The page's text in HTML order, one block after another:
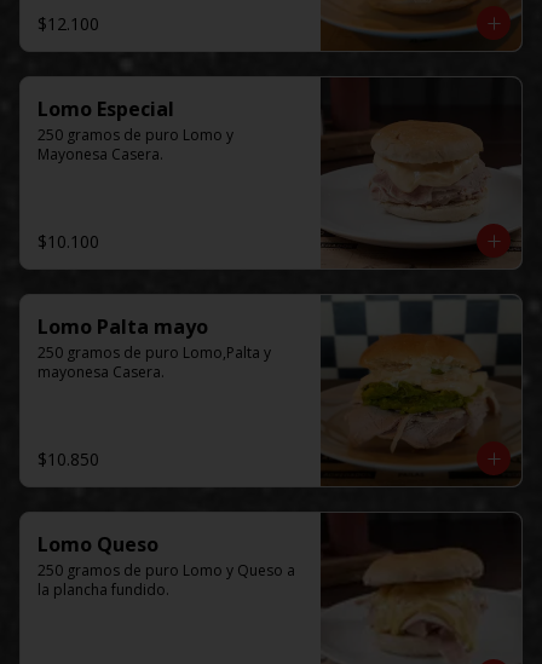
$12.100
Lomo Especial
250 gramos de puro Lomo y
Mayonesa Casera.
$10.100
Lomo Palta mayo
250 gramos de puro Lomo,Palta y
mayonesa Casera.
$10.850
Lomo Queso
250 gramos de puro Lomo y Queso a
la plancha fundido.